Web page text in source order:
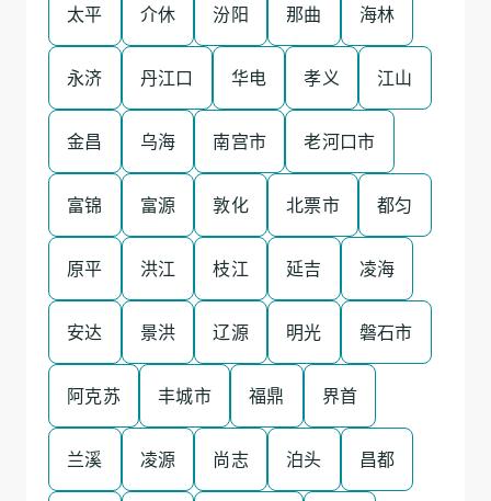
太平 介休 汾阳 那曲 海林
永济 丹江口 华电 孝义 江山
金昌 乌海 南宫市 老河口市
富锦 富源 敦化 北票市 都匀
原平 洪江 枝江 延吉 凌海
安达 景洪 辽源 明光 磐石市
阿克苏 丰城市 福鼎 界首
兰溪 凌源 尚志 泊头 昌都